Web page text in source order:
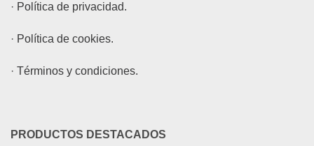
· Política de privacidad.
· Política de cookies.
· Términos y condiciones.
PRODUCTOS DESTACADOS